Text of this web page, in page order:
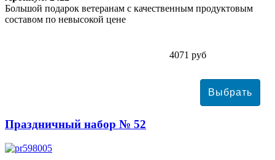
Большой подарок ветеранам с качественным продуктовым
составом по невысокой цене
4071 руб
Праздничный набор № 52